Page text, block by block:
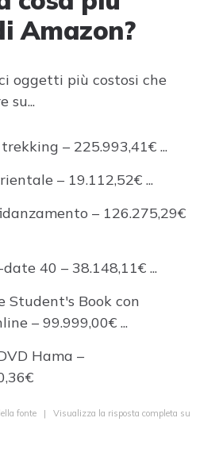
Amazon?
oggetti più costosi che
su...
– 225.993,41€ ...
– 19.112,52€ ...
– 126.275,29€
40 – 38.148,11€ ...
Student's Book con
– 99.999,00€ ...
Hama –
fonte | Visualizza la risposta completa su